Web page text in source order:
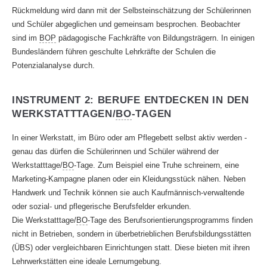
Rückmeldung wird dann mit der Selbsteinschätzung der Schülerinnen
und Schüler abgeglichen und gemeinsam besprochen. Beobachter
sind im BOP pädagogische Fachkräfte von Bildungsträgern. In einigen
Bundesländern führen geschulte Lehrkräfte der Schulen die
Potenzialanalyse durch.
INSTRUMENT 2: BERUFE ENTDECKEN IN DEN
WERKSTATTTAGEN/BO-TAGEN
In einer Werkstatt, im Büro oder am Pflegebett selbst aktiv werden -
genau das dürfen die Schülerinnen und Schüler während der
Werkstatttage/BO-Tage. Zum Beispiel eine Truhe schreinern, eine
Marketing-Kampagne planen oder ein Kleidungsstück nähen. Neben
Handwerk und Technik können sie auch Kaufmännisch-verwaltende
oder sozial- und pflegerische Berufsfelder erkunden.
Die Werkstatttage/BO-Tage des Berufsorientierungsprogramms finden
nicht in Betrieben, sondern in überbetrieblichen Berufsbildungsstätten
(ÜBS) oder vergleichbaren Einrichtungen statt. Diese bieten mit ihren
Lehrwerkstätten eine ideale Lernumgebung.